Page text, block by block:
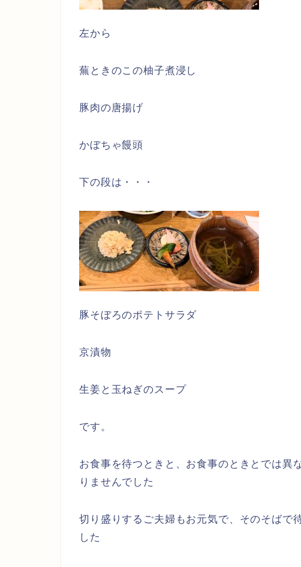
左から
蕪ときのこの柚子煮浸し
豚肉の唐揚げ
かぼちゃ饅頭
下の段は・・・
豚そぼろのポテトサラダ
京漬物
生姜と玉ねぎのスープ
です。
お食事を待つときと、お食事のときとでは異
りませんでした
切り盛りするご夫婦もお元気で、そのそばで
した